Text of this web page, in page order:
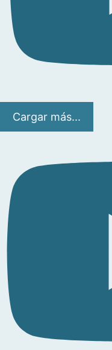
Cargar más...